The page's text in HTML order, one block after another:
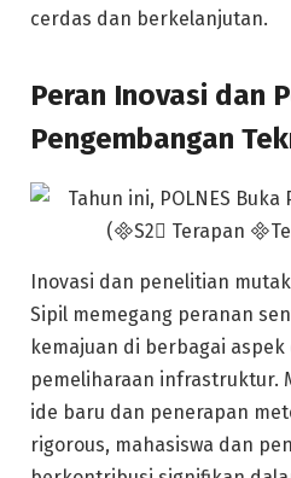
cerdas dan berkelanjutan.
Peran Inovasi dan
Pengembangan
Inovasi dan penelitian
Sipil memegang peranan
kemajuan di berbagai
pemeliharaan infrastruktur.
ide baru dan penerapan
rigorous, mahasiswa dan